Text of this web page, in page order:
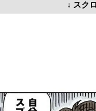
↓ スク